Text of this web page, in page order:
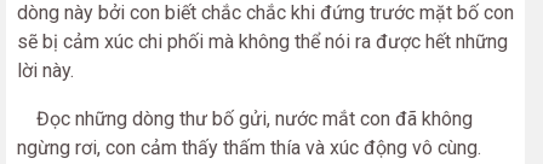
dòng này bởi con biết chắc chắc khi đứng trước mặt bố con
sẽ bị cảm xúc chi phối mà không thể nói ra được hết những
lời này.
Đọc những dòng thư bố gửi, nước mắt con đã không
ngừng rơi, con cảm thấy thấm thía và xúc động vô cùng.